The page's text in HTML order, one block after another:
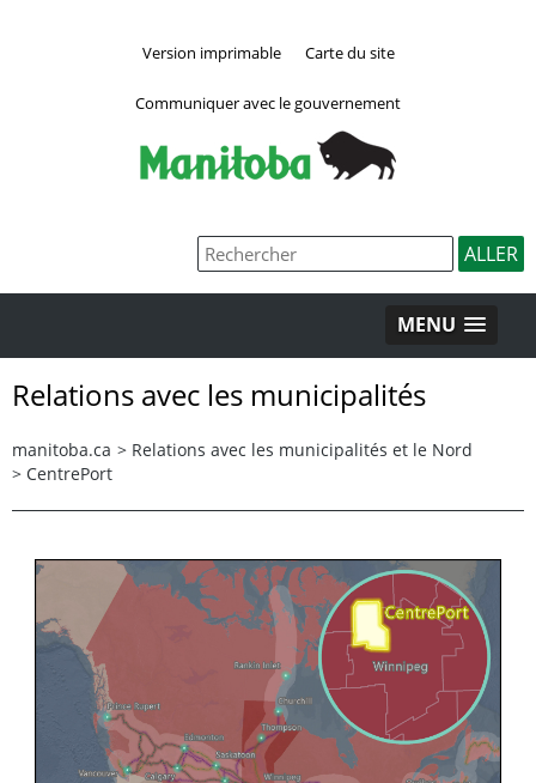
Version imprimable Carte du site
Communiquer avec le gouvernement
MENU
Relations avec les municipalités
manitoba.ca > Relations avec les municipalités et le Nord
> CentrePort